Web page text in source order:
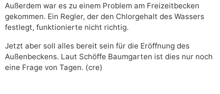
Außerdem war es zu einem Problem am Freizeitbecken
gekommen. Ein Regler, der den Chlorgehalt des Wassers
festlegt, funktionierte nicht richtig.
Jetzt aber soll alles bereit sein für die Eröffnung des
Außenbeckens. Laut Schöffe Baumgarten ist dies nur noch
eine Frage von Tagen. (cre)